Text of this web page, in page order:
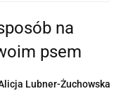
na
psem
Lubner-Żuchowska